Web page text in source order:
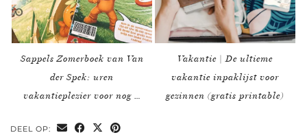
Sappels Zomerboek van Van
der Spek: uren
vakantieplezier voor nog …
Vakantie | De ultieme
vakantie inpaklijst voor
gezinnen (gratis printable)
DEEL OP: